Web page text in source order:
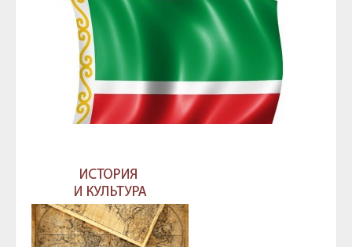
ГЛАВА И ПРАВИТЕЛЬСТВО ЧЕЧЕНСКОЙ
РЕСПУБЛИКИ